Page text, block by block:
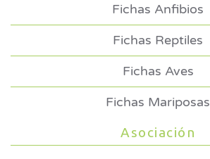
Fichas Anfibios
Fichas Reptiles
Fichas Aves
Fichas Mariposas
Asociación